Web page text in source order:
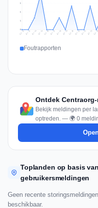
1
2
2
Jul 12 Jul 13 Jul 14 Jul 15 Jul 16 Jul 17 Jul 18 Jul 19 Jul 20 Jul 21 Jul 22 Jul 23 Jul 24
Foutrapporten
Ontdek
Bekijk meldingen per
optreden. — 🌍 0
Toplanden op basis van
gebruikersmeldingen
Geen recente storingsmeldingen
beschikbaar.